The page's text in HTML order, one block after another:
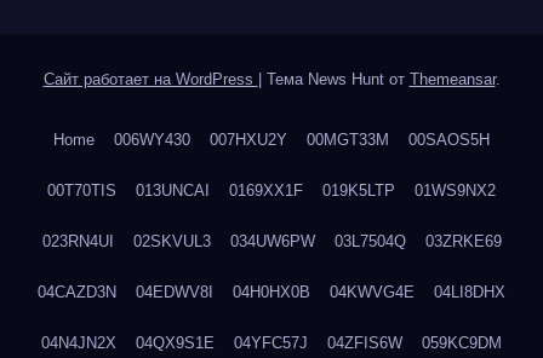
Сайт работает на WordPress Тема News Hunt от Themeansar.
Home 006WY430 007HXU2Y 00MGT33M 00SAOS5H
00T70TIS 013UNCAI 0169XX1F 019K5LTP 01WS9NX2
023RN4UI 02SKVUL3 034UW6PW 03L7504Q 03ZRKE69
04CAZD3N 04EDWV8I 04H0HX0B 04KWVG4E 04LI8DHX
04N4JN2X 04QX9S1E 04YFC57J 04ZFIS6W 059KC9DM